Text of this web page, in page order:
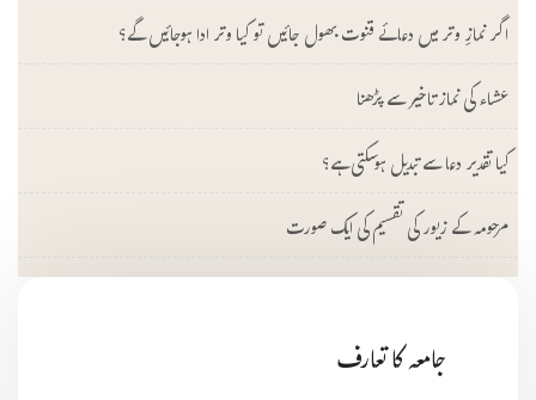
اگر نمازِ وتر میں دعائے قنوت بھول جائیں تو کیا وتر ادا ہوجائیں گے؟
عشاء کی نماز تاخیر سے پڑھنا
کیا تقدیر دعا سے تبدیل ہوسکتی ہے؟
مرحومہ کے زیور کی تقسیم کی ایک صورت
جامعہ کا تعارف